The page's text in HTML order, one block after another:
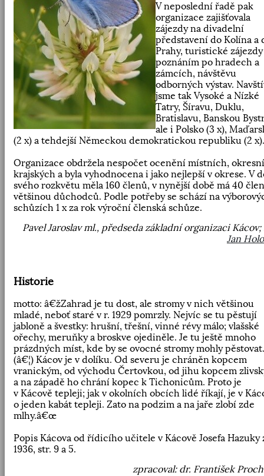
V neposlední řadě pak
organizace zajišťovala
zájezdy na divadelní
představení do Kolína a
Prahy, turistické zájezdy
poznáním po hradech a
zámcích, návštěvu
odborných výstav.
jsme tak Vysoké a Nízké
Tatry, Šíravu, Duklu,
Bratislavu, Banskou
ale i Polsko (3 x),
(2 x) a tehdejší Německou demokratickou republiku (2 x).
Organizace obdržela nespočet ocenění místních,
krajských a byla vyhodnocena i jako nejlepší v okrese. V
svého rozkvětu měla 160 členů, v nynější době má 40
většinou důchodců. Podle potřeby se schází na
schůzích 1 x za rok výroční členská schůze.
Pavel Jaroslav ml., předseda základní organizaci Kácov;
Jan
Historie
motto: â€žZahrad je tu dost, ale stromy v nich většinou
mladé, neboť staré v r. 1929 pomrzly. Nejvíc se tu pěstují
jabloně a švestky: hrušní, třešní, vinné révy málo; vlašské
ořechy, meruňky a broskve ojediněle. Je tu ještě mnoho
prázdných míst, kde by se ovocné stromy mohly pěstovat.
(â€¦) Kácov je v dolíku. Od severu je chráněn kopcem
vranickým, od východu Čertovkou, od jihu kopcem
a na západě ho chrání kopec k Tichonicům. Proto je
v Kácově tepleji; jak v okolních obcích lidé říkají, je v
o jeden kabát tepleji. Zato na podzim a na jaře zlobí zde
mlhy.â€œ
Popis Kácova od řídicího učitele v Kácově Josefa Hazuky
1936, str. 9 a 5.
zpracoval: dr. František